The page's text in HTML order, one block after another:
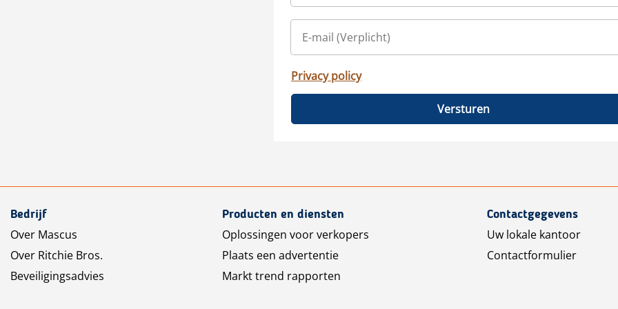
Privacy policy
Versturen
Bedrijf
Over Mascus
Over Ritchie Bros.
Beveiligingsadvies
Producten en diensten
Oplossingen voor verkopers
Plaats een advertentie
Markt trend rapporten
Contactgegevens
Uw lokale kantoor
Contactformulier